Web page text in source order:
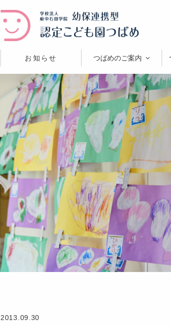
お知らせ つばめのご案内
2013.09.30